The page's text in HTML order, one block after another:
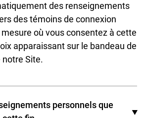
des renseignements
des témoins de connexion
mesure où vous consentez à cette
apparaissant sur le bandeau de
Site.
personnels que